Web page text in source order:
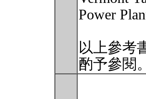
Power
以上參考
酌予參閱